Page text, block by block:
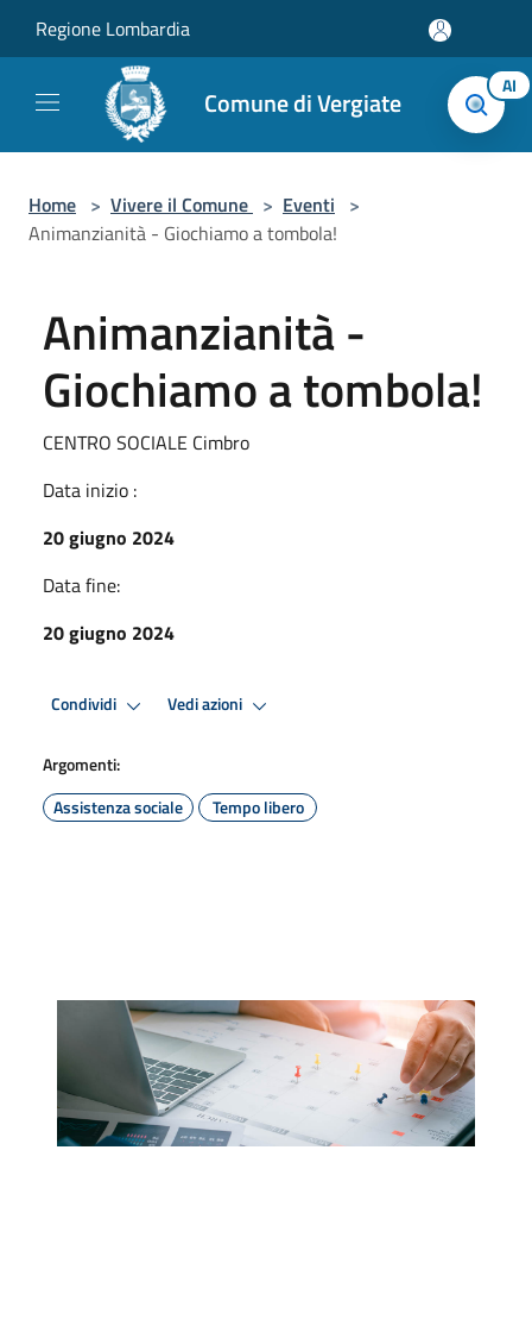
Regione Lombardia
Comune di Vergiate AI
Home > Vivere il Comune > Eventi >
Animanzianità - Giochiamo a tombola!
Animanzianità -
Giochiamo a tombola!
CENTRO SOCIALE Cimbro
Data inizio :
20 giugno 2024
Data fine:
20 giugno 2024
Condividi Vedi azioni
Argomenti:
Assistenza sociale
Tempo libero